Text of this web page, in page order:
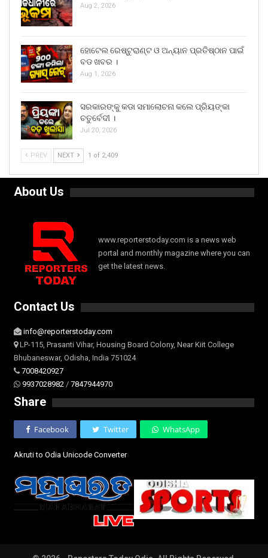
Aug 2, 2026
ହୋଟେଲ ରେଷ୍ଟୁରାଣ୍ଟ ଓ ଅନ୍ୟାନ ପ୍ରତିଷ୍ଠାନ ପାଇଁ
ବଡ ଖବର ।
Aug 1, 2026
ସରକାରଙ୍କୁ କଡା ସମାଲୋଚନା କଲେ ପ୍ରିୟଙ୍କା
ଚତୁର୍ବେଦୀ ।
Jul 20, 2026
PREV NEXT 1 of 2,409
About Us
www.reporterstoday.com is a news web
portal and monthly magazine where you can
get the latest news.
Contact Us
info@reporterstoday.com
LP-115, Prasanti Vihar, Housing Board Colony, Near Kiit College
Bhubaneswar, Odisha, India 751024
7008420927
9937028982 / 7847944970
Share
Facebook Twitter WhatsApp
Akruti to Odia Unicode Converter